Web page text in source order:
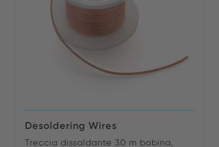
Desoldering Wires
Treccia dissaldante 30 m bobina,